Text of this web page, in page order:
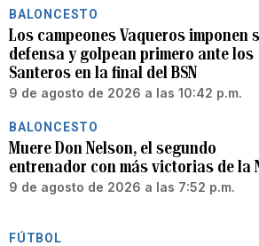
BALONCESTO
Los campeones Vaqueros imponen
defensa y golpean primero ante los
Santeros en la final del BSN
9 de agosto de 2026 a las 10:42 p.m.
BALONCESTO
Muere Don Nelson, el segundo
entrenador con más victorias de la
9 de agosto de 2026 a las 7:52 p.m.
FÚTBOL